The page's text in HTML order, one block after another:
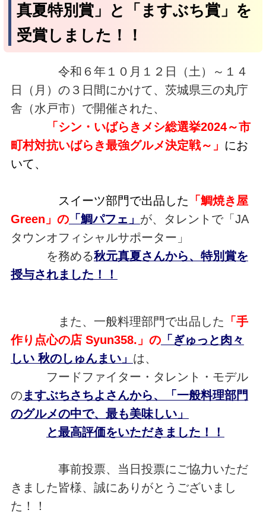
真夏特別賞」と「ますぶち賞」を
受賞しました！！
令和６年１０月１２日（土）～１４
日（月）の３日間にかけて、茨城県三の丸庁
舎（水戸市）で開催された、
「シン・いばらきメシ総選挙2024～市
町村対抗いばらき最強グルメ決定戦～」 にお
いて、
スイーツ部門で出品した 「鯛焼き屋
Green」の「鯛パフェ」 が、 タレントで「JA
タウンオフィシャルサポーター」
を務める秋元真夏さんから、特別賞を
授与されました！！
また、一般料理部門で出品した 「手
作り点心の店 Syun358.」の「ぎゅっと肉々
しい 秋のしゅんまい」 は、
フードファイター・タレント・モデル
の ますぶちさちよさんから、「一般料理部門
のグルメの中で、最も美味しい」
と最高評価をいただきました！！
事前投票、当日投票にご協力いただ
きました皆様、誠にありがとうございまし
た！！